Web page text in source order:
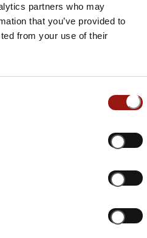
partners who may
that you’ve provided to
from your use of their
€
kaufen